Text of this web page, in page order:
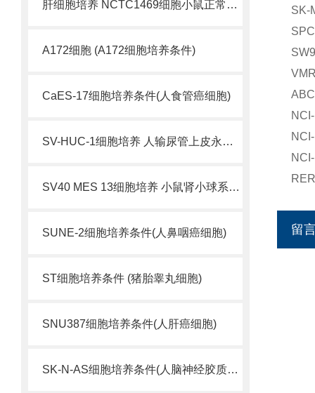
肝细胞培养 NCTC1469细胞小鼠正常肝细胞
A172细胞 (A172细胞培养条件)
CaES-17细胞培养条件(人食管癌细胞)
SV-HUC-1细胞培养 人输尿管上皮永生化细胞
SV40 MES 13细胞培养 小鼠肾小球系膜细胞
SUNE-2细胞培养条件(人鼻咽癌细胞)
ST细胞培养条件 (猪胎睾丸细胞)
SNU387细胞培养条件(人肝癌细胞)
SK-N-AS细胞培养条件(人脑神经胶质母细胞瘤)
留